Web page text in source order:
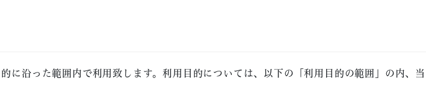
沿った範囲内で利用致します。利用目的については、以下の「利用目的の範囲」の内、当